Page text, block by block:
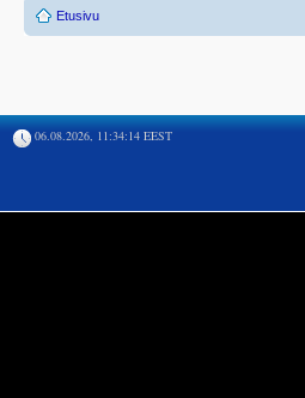
Etusivu
06.08.2026, 11:34:14 EEST